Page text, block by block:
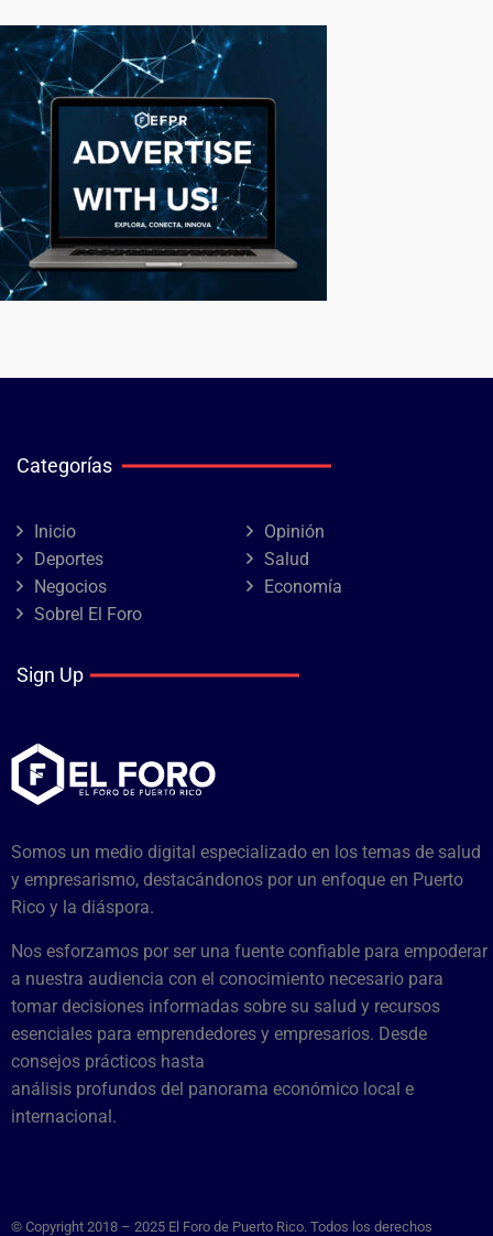
Categorías
Inicio
Opinión
Deportes
Salud
Negocios
Economía
Sobrel El Foro
Sign Up
Somos un medio digital especializado en los temas de salud
y empresarismo, destacándonos por un enfoque en Puerto
Rico y la diáspora.
Nos esforzamos por ser una fuente confiable para empoderar
a nuestra audiencia con el conocimiento necesario para
tomar decisiones informadas sobre su salud y recursos
esenciales para emprendedores y empresarios. Desde
consejos prácticos hasta
análisis profundos del panorama económico local e
internacional.
© Copyright 2018 – 2025 El Foro de Puerto Rico. Todos los derechos